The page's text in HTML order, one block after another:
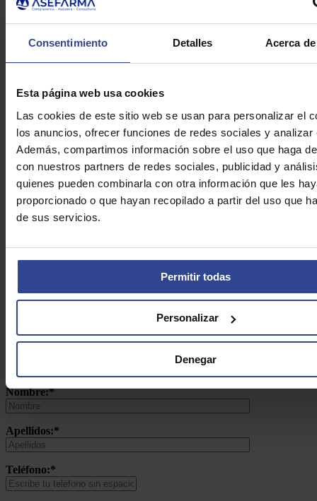
Consentimiento Detalles Acerca
Esta página web usa cookies
Las cookies de este sitio web se usan para personalizar el
los anuncios, ofrecer funciones de redes sociales y analizar
Además, compartimos información sobre el uso que haga
con nuestros partners de redes sociales, publicidad y
quienes pueden combinarla con otra información que les
proporcionado o que hayan recopilado a partir del uso que
de sus servicios.
Permitir todas
Personalizar
Denegar
obligación pago AJD compradores farmacia novedades
8 de enero de 2021
Por razones sanitarias Infarma se traslada a marzo de 2021
15 de abril de 2020
Formulario de contacto
DE ASEFARMA
Nombre:*
Apellidos:*
Teléfono:*